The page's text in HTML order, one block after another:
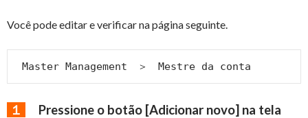
Você pode editar e verificar na página seguinte.
Master Management　＞　Mestre da conta
１
Pressione o botão [Adicionar novo] na tela